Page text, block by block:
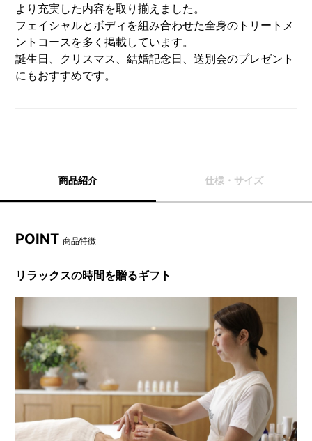
より充実した内容を取り揃えました。
フェイシャルとボディを組み合わせた全身のトリートメ
ントコースを多く掲載しています。
誕生日、クリスマス、結婚記念日、送別会のプレゼント
にもおすすめです。
商品紹介 仕様・サイズ
POINT商品特徴
リラックスの時間を贈るギフト